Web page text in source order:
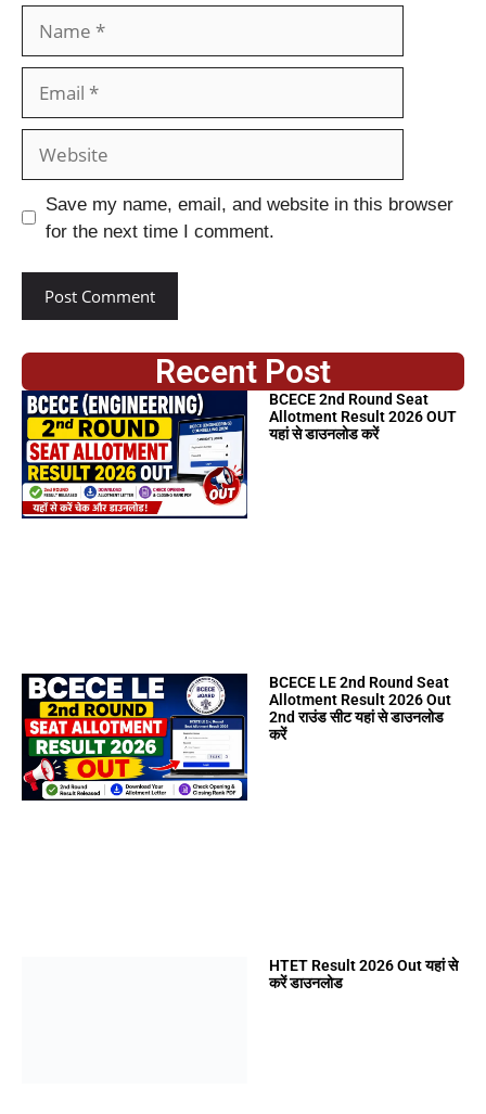
Save my name, email, and website in this browser
for the next time I comment.
Recent Post
BCECE 2nd Round Seat
Allotment Result 2026 OUT
यहां से डाउनलोड करें
BCECE LE 2nd Round Seat
Allotment Result 2026 Out
2nd राउंड सीट यहां से डाउनलोड
करें
HTET Result 2026 Out यहां से
करें डाउनलोड